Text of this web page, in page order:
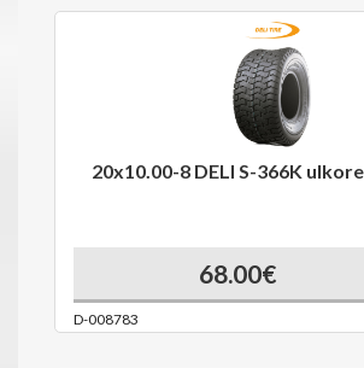
20x10.00-8 DELI S-366K
68.00€
D-008783